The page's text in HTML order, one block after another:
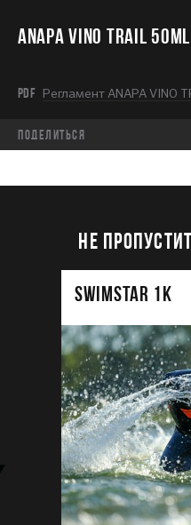
ANAPA VINO TRAIL 50ML
PDF Регламент ANAPA VINO
Поделиться
НЕ
SWIMSTAR 1K